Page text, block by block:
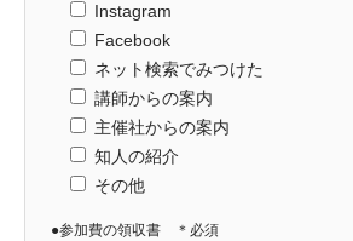
Instagram
Facebook
ネット検索でみつけた
講師からの案内
主催社からの案内
知人の紹介
その他
●参加費の領収書 ＊必須